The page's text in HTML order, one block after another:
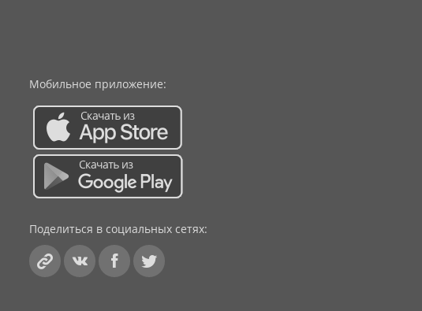
Мобильное приложение:
Поделиться в социальных сетях: